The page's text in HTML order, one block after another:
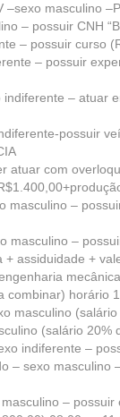
masculino
– possuir CNH
– possuir curso
– possuir
indiferente – atuar
possuir
atuar com
masculino –
masculino –
+ assiduidade +
combinar) horário
masculino
(salário 20%
indiferente –
– sexo masculino
–